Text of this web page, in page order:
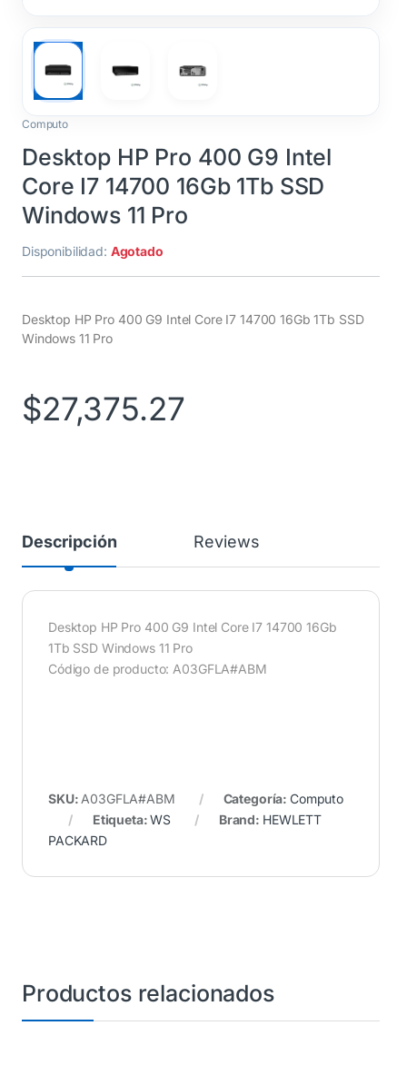
Computo
Desktop HP Pro 400 G9 Intel
Core I7 14700 16Gb 1Tb SSD
Windows 11 Pro
Disponibilidad: Agotado
Desktop HP Pro 400 G9 Intel Core I7 14700 16Gb 1Tb SSD
Windows 11 Pro
$27,375.27
Descripción Reviews
Desktop HP Pro 400 G9 Intel Core I7 14700 16Gb
1Tb SSD Windows 11 Pro
Código de producto: A03GFLA#ABM
SKU: A03GFLA#ABM Categoría: Computo
Etiqueta:WS Brand: HEWLETT
PACKARD
Productos relacionados